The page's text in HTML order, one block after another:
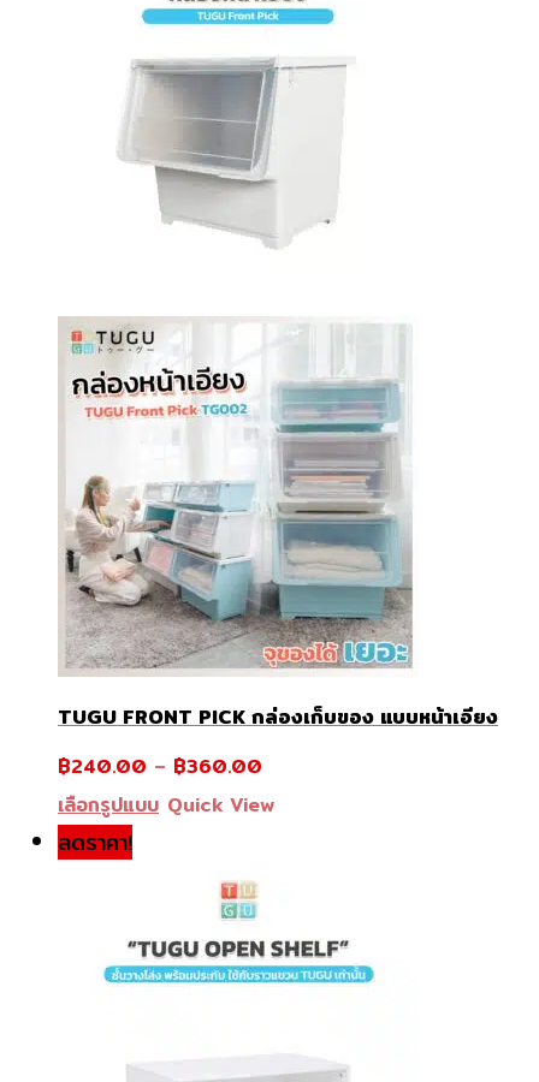
TUGU FRONT PICK กล่องเก็บของ แบบหน้าเอียง
฿240.00 – ฿360.00
เลือกรูปแบบ This
multiple
variants.
The
may
Quick View
ลดราคา!